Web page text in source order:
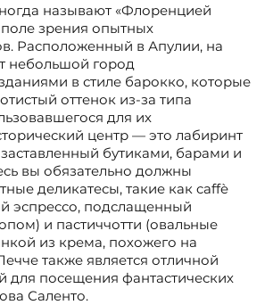
называют «Флоренцией
зрения опытных
Расположенный в Апулии, на
небольшой город
в стиле барокко, которые
оттенок из-за типа
для их
центр — это лабиринт
бутиками, барами и
вы обязательно должны
деликатесы, такие как caffè
эспрессо, подслащенный
и пастиччотти (овальные
из крема, похожего на
также является отличной
для посещения фантастических
Саленто.